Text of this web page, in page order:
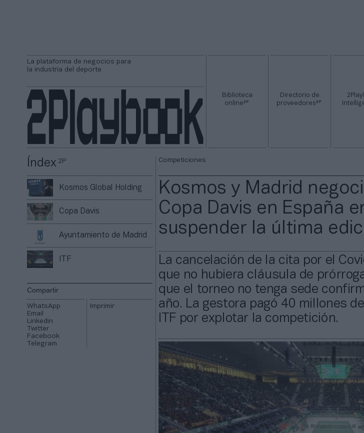
La plataforma de negocios para
la industria del deporte
Biblioteca
online2P
Directorio de
proveedores2P
Índex2P
Kosmos Global Holding
Copa Davis
Ayuntamiento de Madrid
ITF
Compartir
WhatsApp
Email
Linkedin
Twitter
Facebook
Telegram
Imprimir
Competiciones
Kosmos y Madrid
Copa Davis en España
suspender la última
La cancelación de la cita por el
que no hubiera cláusula de
que el torneo no tenga sede
año. La gestora pagó 40 millones
ITF por explotar la competición.